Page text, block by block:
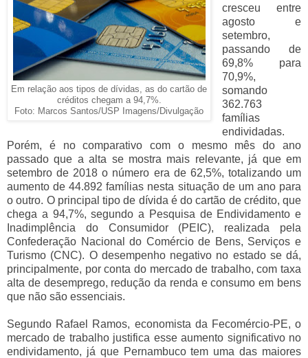
Em relação aos tipos de dívidas, as do cartão de
créditos chegam a 94,7%.
Foto: Marcos Santos/USP Imagens/Divulgação
cresceu entre
agosto e
setembro,
passando de
69,8% para
70,9%,
somando
362.763
famílias
endividadas.
Porém, é no comparativo com o mesmo mês do ano
passado que a alta se mostra mais relevante, já que em
setembro de 2018 o número era de 62,5%, totalizando um
aumento de 44.892 famílias nesta situação de um ano para
o outro. O principal tipo de dívida é do cartão de crédito, que
chega a 94,7%, segundo a Pesquisa de Endividamento e
Inadimplência do Consumidor (PEIC), realizada pela
Confederação Nacional do Comércio de Bens, Serviços e
Turismo (CNC). O desempenho negativo no estado se dá,
principalmente, por conta do mercado de trabalho, com taxa
alta de desemprego, redução da renda e consumo em bens
que não são essenciais.
Segundo Rafael Ramos, economista da Fecomércio-PE, o
mercado de trabalho justifica esse aumento significativo no
endividamento, já que Pernambuco tem uma das maiores